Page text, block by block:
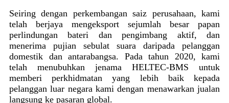
Seiring dengan perkembangan saiz perusahaan, kami
telah berjaya mengeksport sejumlah besar papan
perlindungan bateri dan pengimbang aktif, dan
menerima pujian sebulat suara daripada pelanggan
domestik dan antarabangsa. Pada tahun 2020, kami
telah menubuhkan jenama HELTEC-BMS untuk
memberi perkhidmatan yang lebih baik kepada
pelanggan luar negara kami dengan menawarkan jualan
langsung ke pasaran global.